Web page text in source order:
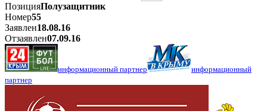
ПозицияПолузащитник
Номер55
Заявлен18.08.16
Отзаявлен07.09.16
информационный партнер
информационный
партнер